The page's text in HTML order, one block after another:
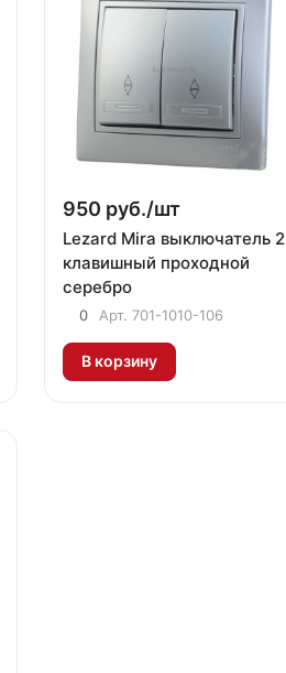
950 руб./шт
Lezard Mira выключатель 2
клавишный проходной
серебро
0 Арт. 701-1010-106
В корзину